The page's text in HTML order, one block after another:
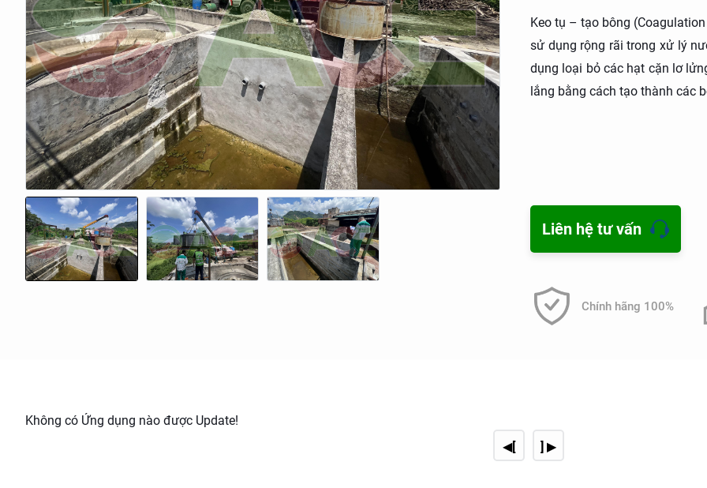
Keo tụ – tạo bông
sử dụng rộng rãi trong xử lý
dụng loại bỏ các hạt cặn lơ
lắng bằng cách tạo thành các
không thể thiếu trong nhiều
Quá trình xử lý diễn ra qua hai
Giai đoạn keo tụ (Coagulation)
Trong nước thải, các hạt cặn
nhôm Al₂(SO₄)₃, phèn sắt
sẽ phản ứng với các hạt cặn
Liên hệ tư vấn
Chính hãng 100%
Không có Ứng dụng nào được Update!
◀[
] ▶